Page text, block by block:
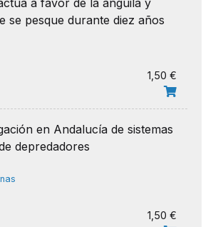
a favor de la anguila y
se pesque durante diez años
1,50 €
en Andalucía de sistemas
depredadores
1,50 €